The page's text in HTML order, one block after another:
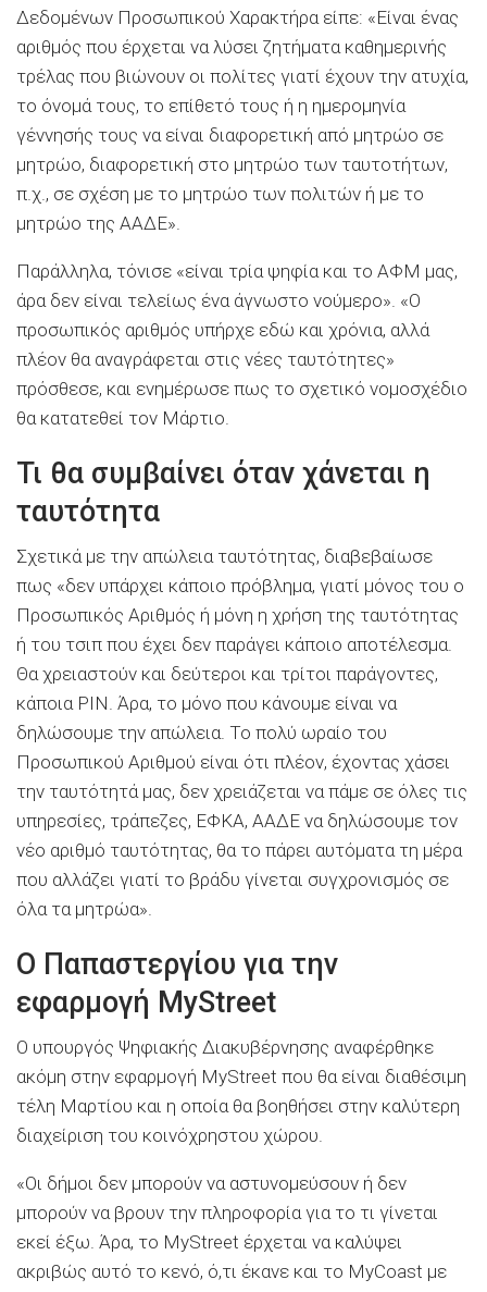
Δεδομένων Προσωπικού Χαρακτήρα είπε: «Είναι ένας
αριθμός που έρχεται να λύσει ζητήματα καθημερινής
τρέλας που βιώνουν οι πολίτες γιατί έχουν την ατυχία,
το όνομά τους, το επίθετό τους ή η ημερομηνία
γέννησής τους να είναι διαφορετική από μητρώο σε
μητρώο, διαφορετική στο μητρώο των ταυτοτήτων,
π.χ., σε σχέση με το μητρώο των πολιτών ή με το
μητρώο της ΑΑΔΕ».
Παράλληλα, τόνισε «είναι τρία ψηφία και το ΑΦΜ μας,
άρα δεν είναι τελείως ένα άγνωστο νούμερο». «Ο
προσωπικός αριθμός υπήρχε εδώ και χρόνια, αλλά
πλέον θα αναγράφεται στις νέες ταυτότητες»
πρόσθεσε, και ενημέρωσε πως το σχετικό νομοσχέδιο
θα κατατεθεί τον Μάρτιο.
Τι θα συμβαίνει όταν χάνεται η
ταυτότητα
Σχετικά με την απώλεια ταυτότητας, διαβεβαίωσε
πως «δεν υπάρχει κάποιο πρόβλημα, γιατί μόνος του ο
Προσωπικός Αριθμός ή μόνη η χρήση της ταυτότητας
ή του τσιπ που έχει δεν παράγει κάποιο αποτέλεσμα.
Θα χρειαστούν και δεύτεροι και τρίτοι παράγοντες,
κάποια PIN. Άρα, το μόνο που κάνουμε είναι να
δηλώσουμε την απώλεια. Το πολύ ωραίο του
Προσωπικού Αριθμού είναι ότι πλέον, έχοντας χάσει
την ταυτότητά μας, δεν χρειάζεται να πάμε σε όλες τις
υπηρεσίες, τράπεζες, ΕΦΚΑ, ΑΑΔΕ να δηλώσουμε τον
νέο αριθμό ταυτότητας, θα το πάρει αυτόματα τη μέρα
που αλλάζει γιατί το βράδυ γίνεται συγχρονισμός σε
όλα τα μητρώα».
Ο Παπαστεργίου για την
εφαρμογή MyStreet
Ο υπουργός Ψηφιακής Διακυβέρνησης αναφέρθηκε
ακόμη στην εφαρμογή MyStreet που θα είναι διαθέσιμη
τέλη Μαρτίου και η οποία θα βοηθήσει στην καλύτερη
διαχείριση του κοινόχρηστου χώρου.
«Οι δήμοι δεν μπορούν να αστυνομεύσουν ή δεν
μπορούν να βρουν την πληροφορία για το τι γίνεται
εκεί έξω. Άρα, το MyStreet έρχεται να καλύψει
ακριβώς αυτό το κενό, ό,τι έκανε και το MyCoast με